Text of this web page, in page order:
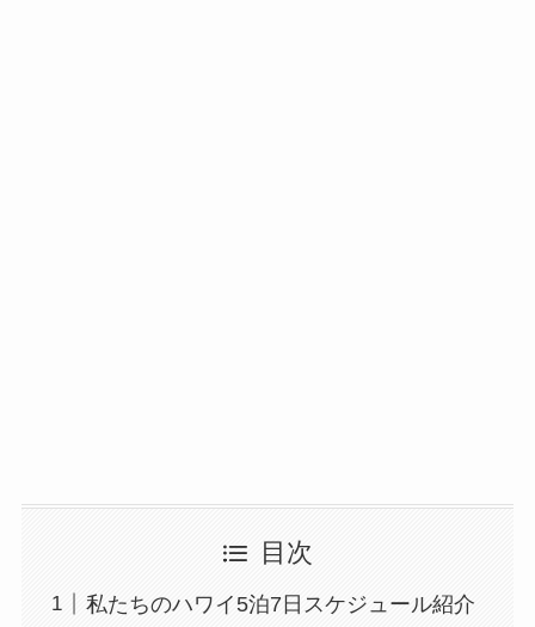
目次
私たちのハワイ5泊7日スケジュール紹介